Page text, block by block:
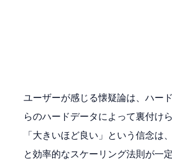
ユーザーが感じる懐疑論は、ハー
らのハードデータによって裏付け
「大きいほど良い」という信念は
と効率的なスケーリング法則が一